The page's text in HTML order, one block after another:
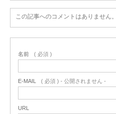
この記事へのコメントはありません。
名前 ( 必須 )
E-MAIL ( 必須 ) - 公開されません -
URL